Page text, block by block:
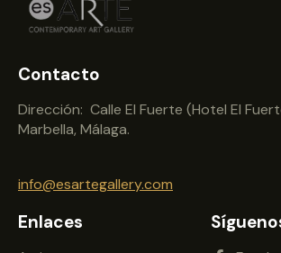
Contacto
Dirección: Calle El Fuerte (Hotel El
Marbella, Málaga.
info@esartegallery.com
Enlaces